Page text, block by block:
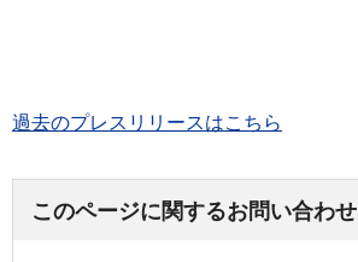
過去のプレスリリースはこちら
このページに関するお問い合わせ